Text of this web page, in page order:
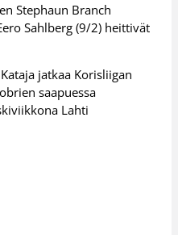
Stephaun Branch
Sahlberg (9/2) heittivät
jatkaa Korisliigan
saapuessa
Lahti